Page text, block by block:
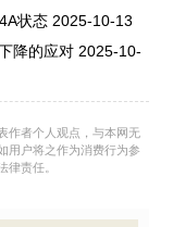
状态 2025-10-13
降的应对 2025-10-
作者个人观点，与本网无
用户将之作为消费行为参
律责任。